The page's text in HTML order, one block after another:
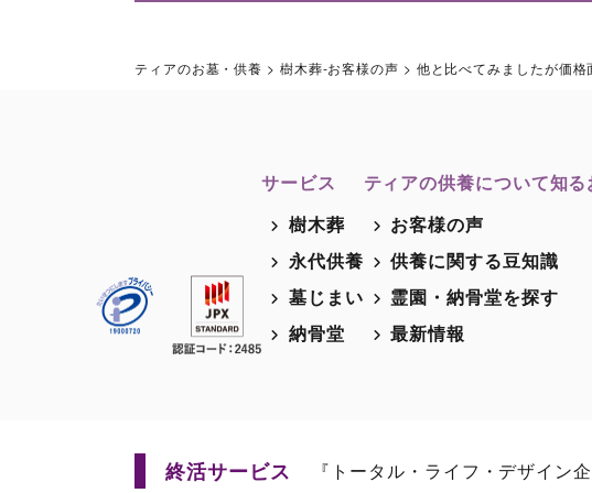
ティアのお墓・供養 > 樹木葬-お客様の声 > 他と比べてみましたが価格
サービス
樹木葬
永代供養
墓じまい
納骨堂
ティアの供養について知る
お客様の声
供養に関する豆知識
霊園・納骨堂を探す
最新情報
終活サービス 『トータル・ライフ・デザイン